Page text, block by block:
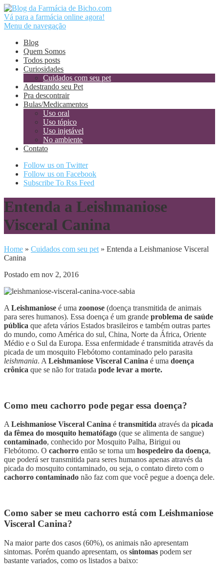
Vá para a farmácia online agora!
Menu de navegação
Blog
Quem Somos
Todos posts
Curiosidades
Cuidados com seu pet
Adestrando seu Pet
Pra descontrair
Bulas/Medicamentos
Uso oral
Uso tópico
Uso injetável
No ambiente
Contato
Follow us on Twitter
Follow us on Facebook
Subscribe To Rss Feed
Entenda a Leishmaniose
Visceral Canina
Home » Cuidados com seu pet » Entenda a Leishmaniose Visceral
Canina
Postado em nov 2, 2016
A Leishmaniose é uma zoonose (doença transmitida de animais
para seres humanos). Essa doença é um grande problema de saúde
pública que afeta vários Estados brasileiros e também outras partes
do mundo, como América do sul, China, Norte da África, Oriente
Médio e o Sul da Europa. Essa enfermidade é transmitida através da
picada de um mosquito Flebótomo contaminado pelo parasita
leishmania. A Leishmaniose Visceral Canina é uma doença
crônica que se não for tratada pode levar a morte.
Como meu cachorro pode pegar essa doença?
A Leishmaniose Visceral Canina é transmitida através da picada
da fêmea do mosquito hematófago (que se alimenta de sangue)
contaminado, conhecido por Mosquito Palha, Birigui ou
Flebótomo. O cachorro então se torna um hospedeiro da doença,
que poderá ser transmitida para seres humanos apenas através da
picada do mosquito contaminado, ou seja, o contato direto com o
cachorro contaminado não faz com que você pegue a doença dele.
Como saber se meu cachorro está com Leishmaniose
Visceral Canina?
Na maior parte dos casos (60%), os animais não apresentam
sintomas. Porém quando apresentam, os sintomas podem ser
bastante variados, como os listados a baixo: